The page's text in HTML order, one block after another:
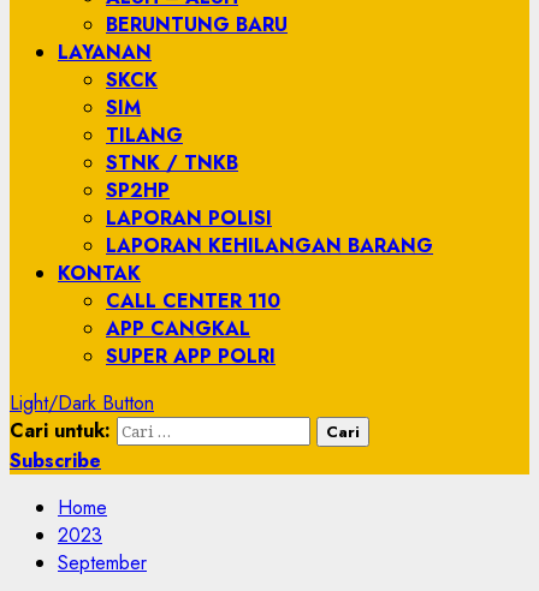
BERUNTUNG BARU
LAYANAN
SKCK
SIM
TILANG
STNK / TNKB
SP2HP
LAPORAN POLISI
LAPORAN KEHILANGAN BARANG
KONTAK
CALL CENTER 110
APP CANGKAL
SUPER APP POLRI
Light/Dark Button
Cari untuk:
Subscribe
Home
2023
September